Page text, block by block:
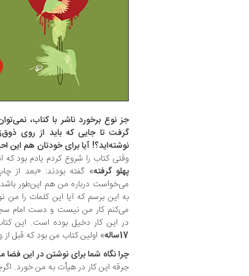
جز نوع برخورد ناشر با کتاب،
گرفت تا جایی که باید از روی
نوشته‌اید؟! آیا برای خودتان هم
وقتی کتاب را شروع کردم یادم بود که
پهلو گرفته» گفته بودند: «بعد از
می‌خواست درباره من هم این‌طور باشد.
به این برسم که آیا این کلمات را
می‌کنم کار من نیست و دست امام
در این کار دخیل بوده است. این
17ساله
» اولین کتاب من بود که قبل
چرا نگاه شما برای نوشتن در این
جرقه این کار در هیأت به من خورد.